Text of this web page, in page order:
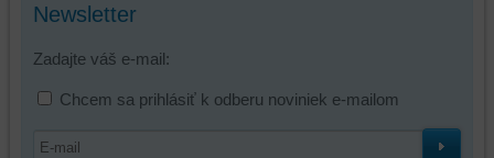
Newsletter
Zadajte váš e-mail:
Chcem sa prihlásiť k odberu noviniek e-mailom
toho,
aby
mali
účet